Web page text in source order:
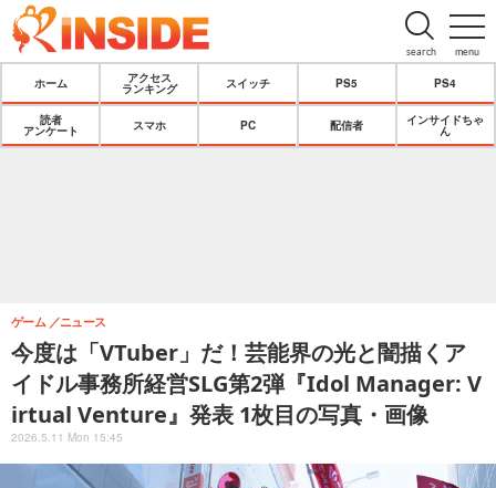
menu
search
ホーム
アクセス
ランキング
スイッチ PS5 PS4
読者
アンケート
スマホ PC 配信者
インサイドちゃ
ん
今度は「VTuber」だ！芸能界の光と闇描くア
イドル事務所経営SLG第2弾『Idol Manager: V
irtual Venture』発表 1枚目の写真・画像
ゲーム ニュース
2026.5.11 Mon 15:45